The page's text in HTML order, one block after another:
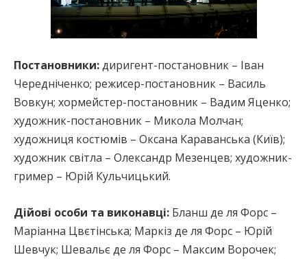
Постановники:диригент-постановник – Іван
Чередніченко; режисер-постановник – Василь
Вовкун; хормейстер-постановник – Вадим Яценко;
художник-постановник – Микола Молчан;
художниця костюмів – Оксана Караванська (Київ);
художник світла – Олександр Мезенцев; художник-
гример – Юрій Кульчицький.
Дійові особи та виконавці: Бланш де ля Форс –
Маріанна Цвєтінська; Маркіз де ля Форс – Юрій
Шевчук; Шевальє де ля Форс – Максим Ворочек;